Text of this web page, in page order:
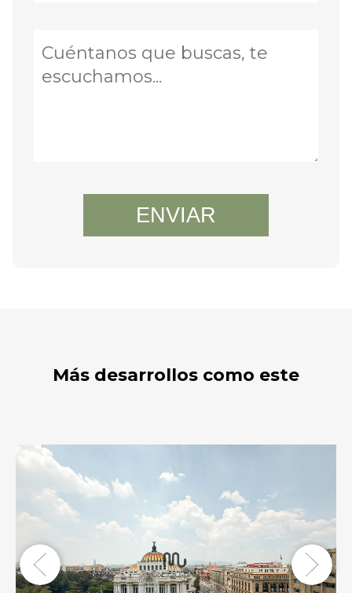
ENVIAR
Más desarrollos como este
Previous Next